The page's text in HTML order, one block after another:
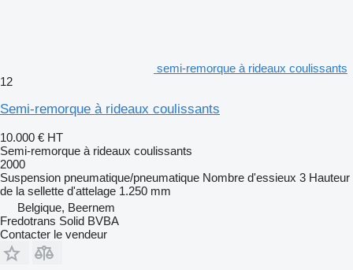
semi-remorque à rideaux coulissants
12
Semi-remorque à rideaux coulissants
10.000 € HT
Semi-remorque à rideaux coulissants
2000
Suspension pneumatique/pneumatique Nombre d'essieux 3 Hauteur
de la sellette d'attelage 1.250 mm
Belgique, Beernem
Fredotrans Solid BVBA
Contacter le vendeur